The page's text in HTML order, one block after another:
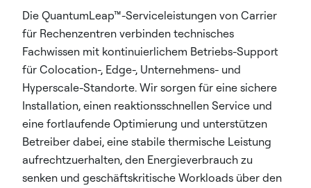
Die QuantumLeap™-Serviceleistungen von Carrier
für Rechenzentren verbinden technisches
Fachwissen mit kontinuierlichem Betriebs-Support
für Colocation-, Edge-, Unternehmens- und
Hyperscale-Standorte. Wir sorgen für eine sichere
Installation, einen reaktionsschnellen Service und
eine fortlaufende Optimierung und unterstützen
Betreiber dabei, eine stabile thermische Leistung
aufrechtzuerhalten, den Energieverbrauch zu
senken und geschäftskritische Workloads über den